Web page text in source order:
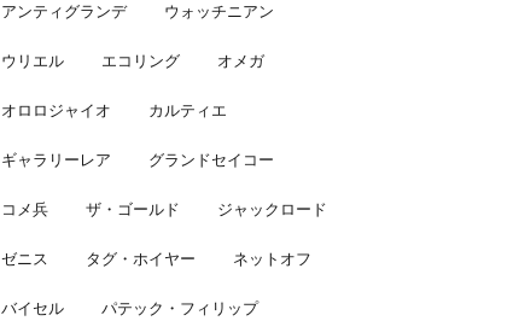
アンティグランデ ウォッチニアン
ウリエル エコリング オメガ
オロロジャイオ カルティエ
ギャラリーレア グランドセイコー
コメ兵 ザ・ゴールド ジャックロード
ゼニス タグ・ホイヤー ネットオフ
バイセル パテック・フィリップ